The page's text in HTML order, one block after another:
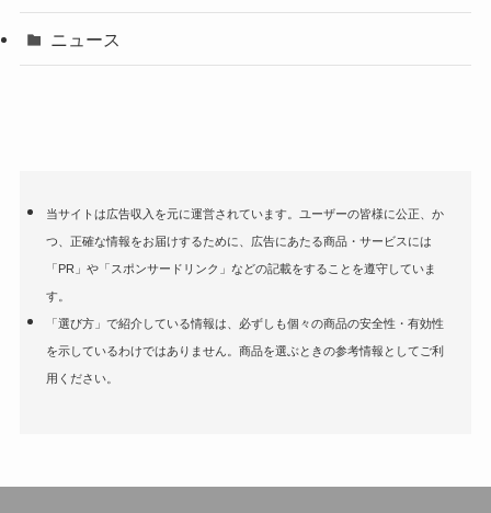
ニュース
当サイトは広告収入を元に運営されています。ユーザーの皆様に公正、か
つ、正確な情報をお届けするために、広告にあたる商品・サービスには
「PR」や「スポンサードリンク」などの記載をすることを遵守していま
す。
「選び方」で紹介している情報は、必ずしも個々の商品の安全性・有効性
を示しているわけではありません。商品を選ぶときの参考情報としてご利
用ください。